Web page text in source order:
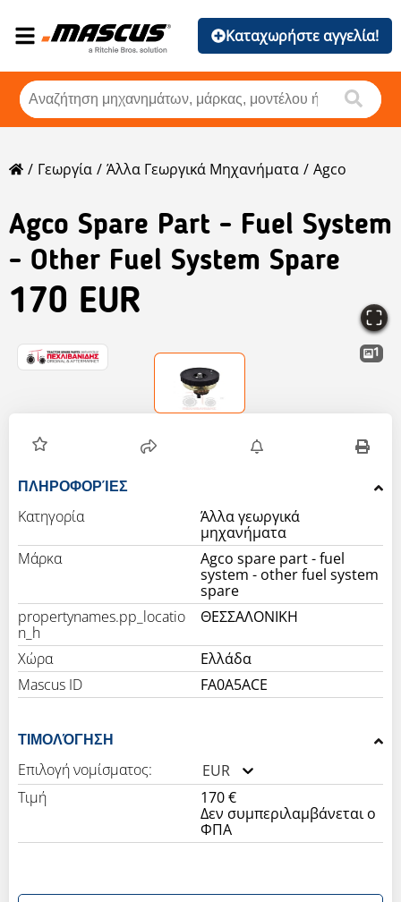
Καταχωρήστε αγγελία!
Γεωργία Άλλα Γεωργικά Μηχανήματα Agco
Agco Spare Part - Fuel System
- Other Fuel System Spare
170 EUR
1
ΠΛΗΡΟΦΟΡΊΕΣ
Κατηγορία
Άλλα γεωργικά
μηχανήματα
Μάρκα
Agco spare part - fuel
system - other fuel system
spare
propertynames.pp_locatio
n_h
ΘΕΣΣΑΛΟΝΙΚΗ
Χώρα
Ελλάδα
Mascus ID
FA0A5ACE
ΤΙΜΟΛΌΓΗΣΗ
Επιλογή νομίσματος:
EUR
Τιμή
170 €
Δεν συμπεριλαμβάνεται ο
ΦΠΑ